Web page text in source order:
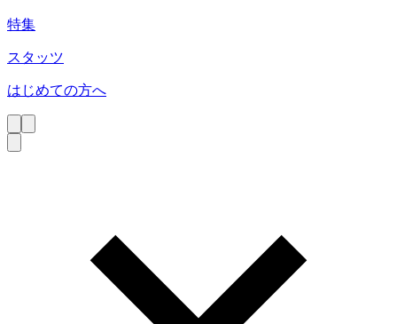
特集
スタッツ
はじめての方へ